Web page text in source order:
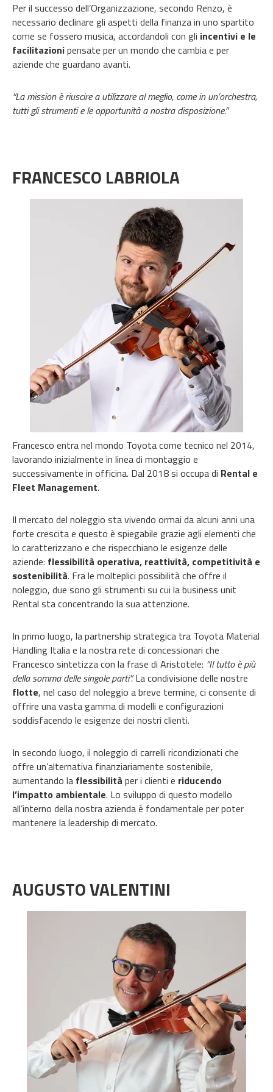
Per il successo dell’Organizzazione, secondo Renzo, è
necessario declinare gli aspetti della finanza in uno spartito
come se fossero musica, accordandoli con gli incentivi e le
facilitazionipensate per un mondo che cambia e per
aziende che guardano avanti.
“La mission è riuscire a utilizzare al meglio, come in un’orchestra,
tutti gli strumenti e le opportunità a nostra disposizione.”
FRANCESCO LABRIOLA
Francesco entra nel mondo Toyota come tecnico nel 2014,
lavorando inizialmente in linea di montaggio e
successivamente in officina. Dal 2018 si occupa di Rental e
Fleet Management.
Il mercato del noleggio sta vivendo ormai da alcuni anni una
forte crescita e questo è spiegabile grazie agli elementi che
lo caratterizzano e che rispecchiano le esigenze delle
aziende: flessibilità operativa, reattività, competitività e
sostenibilità. Fra le molteplici possibilità che offre il
noleggio, due sono gli strumenti su cui la business unit
Rental sta concentrando la sua attenzione.
In primo luogo, la partnership strategica tra Toyota Material
Handling Italia e la nostra rete di concessionari che
Francesco sintetizza con la frase di Aristotele: “Il tutto è più
della somma delle singole parti”.La condivisione delle nostre
flotte, nel caso del noleggio a breve termine, ci consente di
offrire una vasta gamma di modelli e configurazioni
soddisfacendo le esigenze dei nostri clienti.
In secondo luogo, il noleggio di carrelli ricondizionati che
offre un’alternativa finanziariamente sostenibile,
aumentando la flessibilità per i clienti e riducendo
l’impatto ambientale. Lo sviluppo di questo modello
all’interno della nostra azienda è fondamentale per poter
mantenere la leadership di mercato.
AUGUSTO VALENTINI